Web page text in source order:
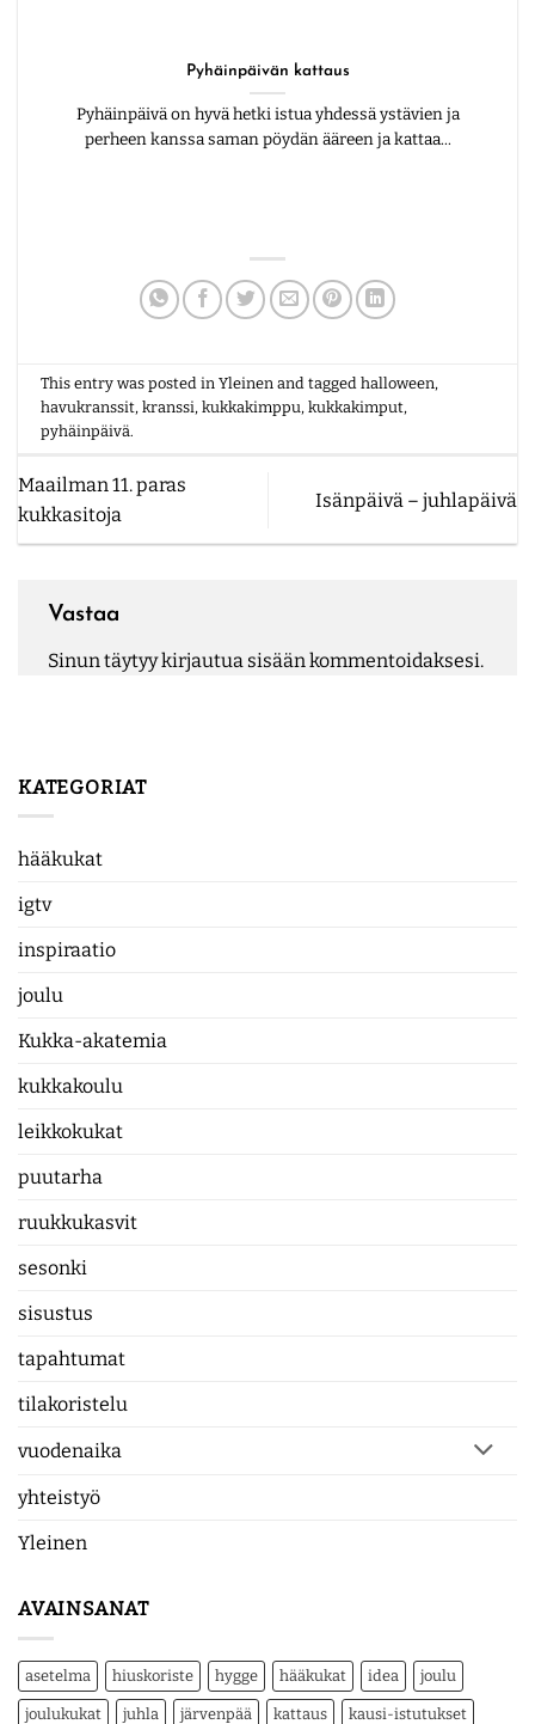
KATEGORIAT
hääkukat
igtv
inspiraatio
joulu
Kukka-akatemia
kukkakoulu
leikkokukat
puutarha
ruukkukasvit
sesonki
sisustus
tapahtumat
tilakoristelu
vuodenaika
yhteistyö
Yleinen
AVAINSANAT
asetelma hiuskoriste hygge hääkukat idea joulu
joulukukat juhla järvenpää kattaus kausi-istutukset
Pyhäinpäivän kattaus
Pyhäinpäivä on hyvä hetki istua yhdessä ystävien ja
perheen kanssa saman pöydän ääreen ja kattaa...
This entry was posted inYleinen and taggedhalloween,
havukranssit,kranssi,kukkakimppu,kukkakimput,
pyhäinpäivä.
Maailman 11. paras
kukkasitoja
Isänpäivä – juhlapäivä
Vastaa
Sinun täytyykirjautua sisäänkommentoidaksesi.